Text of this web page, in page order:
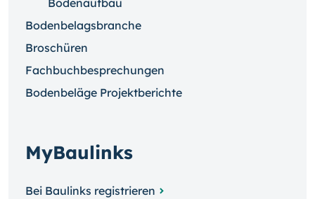
Bodenaufbau
Bodenbelagsbranche
Broschüren
Fachbuchbesprechungen
Bodenbeläge Projektberichte
MyBaulinks
Bei Baulinks registrieren